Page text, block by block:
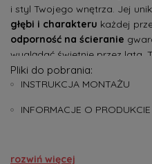
i styl Twojego wnętrza. Jej
głębi i charakteru każdej
odporność na ścieranie
wyglądać świetnie przez lata.
połączenie luksusu,
pluszowa powierzchnia
Niezależnie od tego, czy
Pliki do pobrania:
INSTRUKCJA MONTAŻU
INFORMACJE O PRODUKCIE
rozwiń więcej